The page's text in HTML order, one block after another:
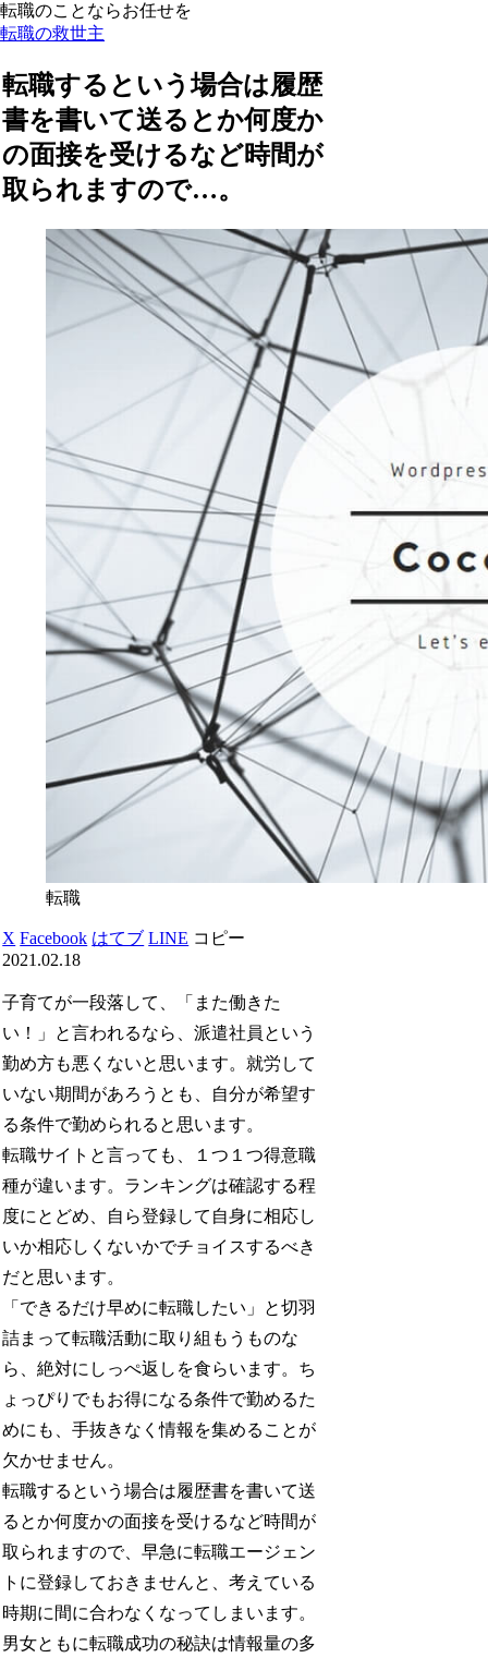
転職のことならお任せを
転職の救世主
転職するという場合は履歴
書を書いて送るとか何度か
の面接を受けるなど時間が
取られますので…。
転職
X Facebook はてブ LINE コピー
2021.02.18
子育てが一段落して、「また働きた
い！」と言われるなら、派遣社員という
勤め方も悪くないと思います。就労して
いない期間があろうとも、自分が希望す
る条件で勤められると思います。
転職サイトと言っても、１つ１つ得意職
種が違います。ランキングは確認する程
度にとどめ、自ら登録して自身に相応し
いか相応しくないかでチョイスするべき
だと思います。
「できるだけ早めに転職したい」と切羽
詰まって転職活動に取り組もうものな
ら、絶対にしっぺ返しを食らいます。ち
ょっぴりでもお得になる条件で勤めるた
めにも、手抜きなく情報を集めることが
欠かせません。
転職するという場合は履歴書を書いて送
るとか何度かの面接を受けるなど時間が
取られますので、早急に転職エージェン
トに登録しておきませんと、考えている
時期に間に合わなくなってしまいます。
男女ともに転職成功の秘訣は情報量の多